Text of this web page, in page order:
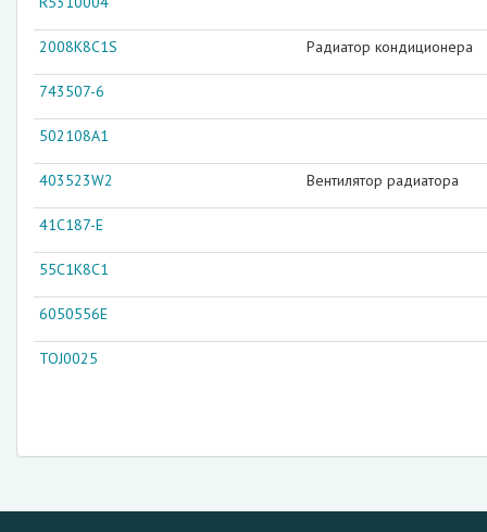
2008K8C1S Радиатор кондиционера
743507-6
502108A1
403523W2 Вентилятор радиатора
41C187-E
55C1K8C1
6050556E
TOJ0025